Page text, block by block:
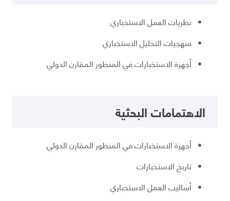
• نظريات العمل الاستخباري
• منهجيات التحليل الاستخباري
• أجهزة الاستخبارات في المنظور المقارن الدولي
الاهتمامات البحثية
• أجهزة الاستخبارات في المنظور المقارن الدولي
• تاريخ الاستخبارات
• أساليب العمل الاستخباري